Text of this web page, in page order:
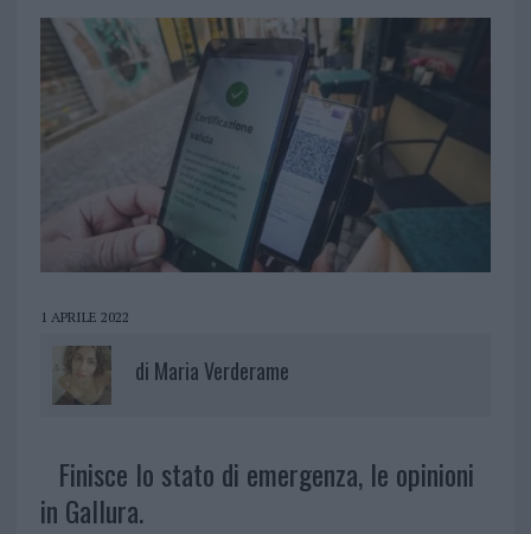
1 APRILE 2022
di Maria Verderame
Finisce lo stato di emergenza, le opinioni
in Gallura.